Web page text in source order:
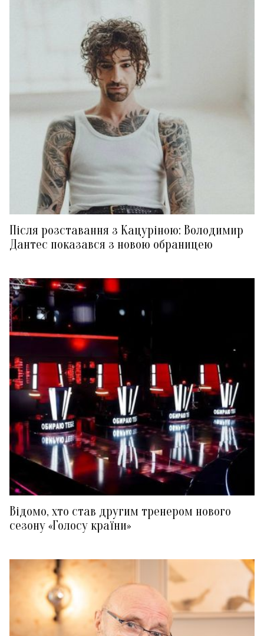
Після розставання з Кацуріною: Володимир
Дантес показався з новою обраницею
Відомо, хто став другим тренером нового
сезону «Голосу країни»